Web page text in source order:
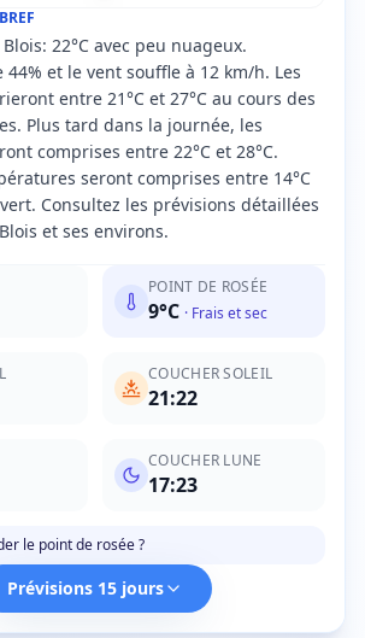
22°C avec peu nuageux.
et le vent souffle à 12 km/h. Les
entre 21°C et 27°C au cours des
Plus tard dans la journée, les
comprises entre 22°C et 28°C.
seront comprises entre 14°C
Consultez les prévisions détaillées
et ses environs.
POINT DE ROSÉE
9°C · Frais et sec
COUCHER SOLEIL
21:22
COUCHER LUNE
17:23
le point de rosée ?
Prévisions 15 jours